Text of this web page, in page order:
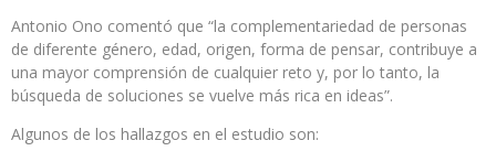
Antonio Ono comentó que “la complementariedad de personas
de diferente género, edad, origen, forma de pensar, contribuye a
una mayor comprensión de cualquier reto y, por lo tanto, la
búsqueda de soluciones se vuelve más rica en ideas”.
Algunos de los hallazgos en el estudio son: